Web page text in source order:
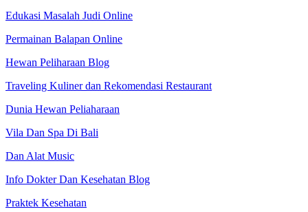
Edukasi Masalah Judi Online
Permainan Balapan Online
Hewan Peliharaan Blog
Traveling Kuliner dan Rekomendasi Restaurant
Dunia Hewan Peliaharaan
Vila Dan Spa Di Bali
Dan Alat Music
Info Dokter Dan Kesehatan Blog
Praktek Kesehatan